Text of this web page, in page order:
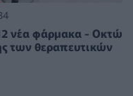
νέα φάρμακα - Οκτώ
των θεραπευτικών